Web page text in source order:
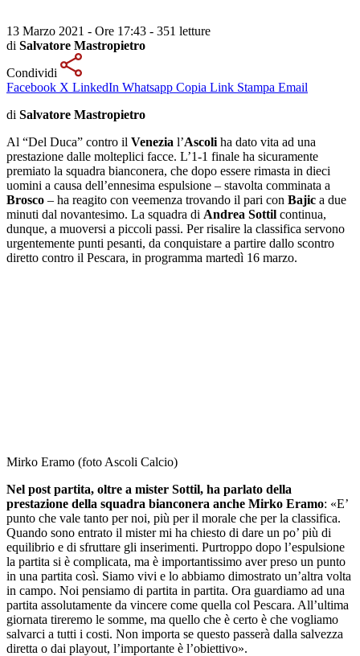
13 Marzo 2021 - Ore 17:43 - 351 letture
di Salvatore Mastropietro
Condividi
Facebook X LinkedIn Whatsapp Copia Link Stampa Email
di Salvatore Mastropietro
Al “Del Duca” contro il Venezia l’Ascoli ha dato vita ad una
prestazione dalle molteplici facce. L’1-1 finale ha sicuramente
premiato la squadra bianconera, che dopo essere rimasta in dieci
uomini a causa dell’ennesima espulsione – stavolta comminata a
Brosco – ha reagito con veemenza trovando il pari con Bajic a due
minuti dal novantesimo. La squadra di Andrea Sottil continua,
dunque, a muoversi a piccoli passi. Per risalire la classifica servono
urgentemente punti pesanti, da conquistare a partire dallo scontro
diretto contro il Pescara, in programma martedì 16 marzo.
Mirko Eramo (foto Ascoli Calcio)
Nel post partita, oltre a mister Sottil, ha parlato della
prestazione della squadra bianconera anche Mirko Eramo: «E’
punto che vale tanto per noi, più per il morale che per la classifica.
Quando sono entrato il mister mi ha chiesto di dare un po’ più di
equilibrio e di sfruttare gli inserimenti. Purtroppo dopo l’espulsione
la partita si è complicata, ma è importantissimo aver preso un punto
in una partita così. Siamo vivi e lo abbiamo dimostrato un’altra volta
in campo. Noi pensiamo di partita in partita. Ora guardiamo ad una
partita assolutamente da vincere come quella col Pescara. All’ultima
giornata tireremo le somme, ma quello che è certo è che vogliamo
salvarci a tutti i costi. Non importa se questo passerà dalla salvezza
diretta o dai playout, l’importante è l’obiettivo».